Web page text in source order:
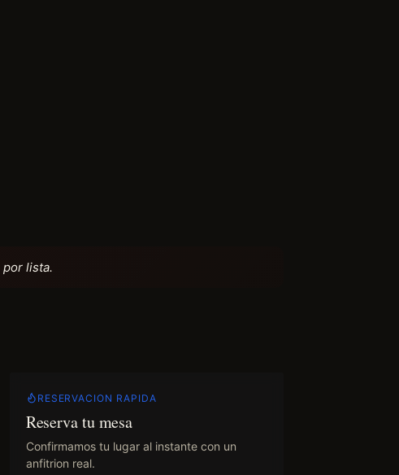
lista.
RESERVACION RAPIDA
Reserva tu mesa
Confirmamos tu lugar al instante con un
anfitrion real.